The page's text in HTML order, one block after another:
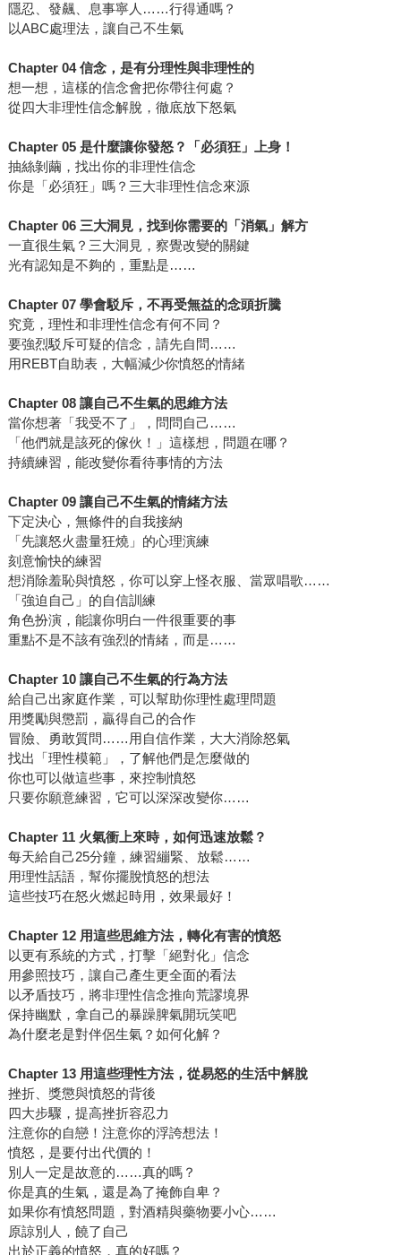
隱忍、發飆、息事寧人……行得通嗎？
以ABC處理法，讓自己不生氣
Chapter 04 信念，是有分理性與非理性的
想一想，這樣的信念會把你帶往何處？
從四大非理性信念解脫，徹底放下怒氣
Chapter 05 是什麼讓你發怒？「必須狂」上身！
抽絲剝繭，找出你的非理性信念
你是「必須狂」嗎？三大非理性信念來源
Chapter 06 三大洞見，找到你需要的「消氣」解方
一直很生氣？三大洞見，察覺改變的關鍵
光有認知是不夠的，重點是……
Chapter 07 學會駁斥，不再受無益的念頭折騰
究竟，理性和非理性信念有何不同？
要強烈駁斥可疑的信念，請先自問……
用REBT自助表，大幅減少你憤怒的情緒
Chapter 08 讓自己不生氣的思維方法
當你想著「我受不了」，問問自己……
「他們就是該死的傢伙！」這樣想，問題在哪？
持續練習，能改變你看待事情的方法
Chapter 09 讓自己不生氣的情緒方法
下定決心，無條件的自我接納
「先讓怒火盡量狂燒」的心理演練
刻意愉快的練習
想消除羞恥與憤怒，你可以穿上怪衣服、當眾唱歌……
「強迫自己」的自信訓練
角色扮演，能讓你明白一件很重要的事
重點不是不該有強烈的情緒，而是……
Chapter 10 讓自己不生氣的行為方法
給自己出家庭作業，可以幫助你理性處理問題
用獎勵與懲罰，贏得自己的合作
冒險、勇敢質問……用自信作業，大大消除怒氣
找出「理性模範」，了解他們是怎麼做的
你也可以做這些事，來控制憤怒
只要你願意練習，它可以深深改變你……
Chapter 11 火氣衝上來時，如何迅速放鬆？
每天給自己25分鐘，練習繃緊、放鬆……
用理性話語，幫你擺脫憤怒的想法
這些技巧在怒火燃起時用，效果最好！
Chapter 12 用這些思維方法，轉化有害的憤怒
以更有系統的方式，打擊「絕對化」信念
用參照技巧，讓自己產生更全面的看法
以矛盾技巧，將非理性信念推向荒謬境界
保持幽默，拿自己的暴躁脾氣開玩笑吧
為什麼老是對伴侶生氣？如何化解？
Chapter 13 用這些理性方法，從易怒的生活中解脫
挫折、獎懲與憤怒的背後
四大步驟，提高挫折容忍力
注意你的自戀！注意你的浮誇想法！
憤怒，是要付出代價的！
別人一定是故意的……真的嗎？
你是真的生氣，還是為了掩飾自卑？
如果你有憤怒問題，對酒精與藥物要小心……
原諒別人，饒了自己
出於正義的憤怒，真的好嗎？